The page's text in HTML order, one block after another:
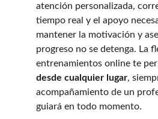
atención personalizada,
tiempo real y el apoyo
mantener la motivación y
progreso no se detenga. La
entrenamientos online te
desde cualquier lugar,
acompañamiento de un
guiará en todo momento.